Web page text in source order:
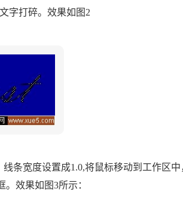
字打碎。效果如图2
条宽度设置成1.0,将鼠标移动到工作区中
效果如图3所示：